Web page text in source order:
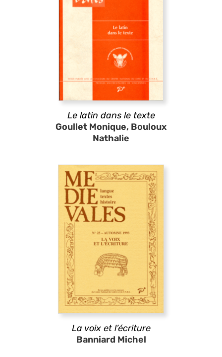
Le latin dans le texte
Goullet Monique, Bouloux
Nathalie
La voix et l’écriture
Banniard Michel